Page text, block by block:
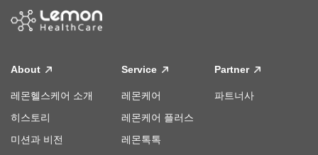
About
레몬헬스케어 소개
히스토리
미션과 비전
Service
레몬케어
레몬케어 플러스
레몬톡톡
Partner
파트너사